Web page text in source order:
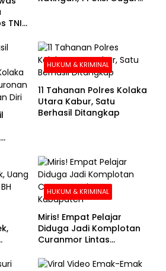
TNI
HUKUM & KRIMINAL
11 Tahanan Polres Kolaka
Utara Kabur, Satu
Berhasil Ditangkap
HUKUM & KRIMINAL
Miris! Empat Pelajar
Diduga Jadi Komplotan
Curanmor Lintas